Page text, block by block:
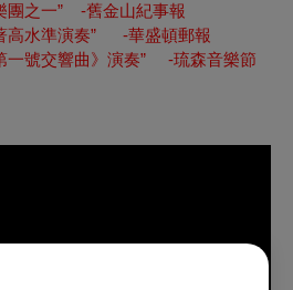
團之一” -舊金山紀事報
高水準演奏” -華盛頓郵報
一號交響曲》演奏” -琉森音樂節